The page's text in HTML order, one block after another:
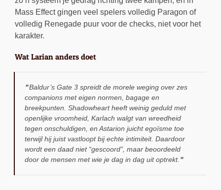
Mass Effect gingen veel spelers volledig Paragon of
volledig Renegade puur voor de checks, niet voor het
karakter.
Wat Larian anders doet
Baldur’s Gate 3 spreidt de morele weging over zes
companions met eigen normen, bagage en
breekpunten. Shadowheart heeft weinig geduld met
openlijke vroomheid, Karlach walgt van wreedheid
tegen onschuldigen, en Astarion juicht egoïsme toe
terwijl hij juist vastloopt bij echte intimiteit. Daardoor
wordt een daad niet “gescoord”, maar beoordeeld
door de mensen met wie je dag in dag uit optrekt.